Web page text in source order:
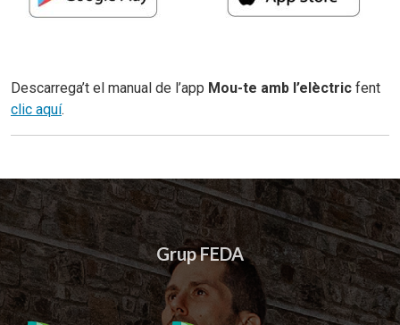
Descarrega’t el manual de l’app Mou-te amb l’elèctric fent
clic aquí.
Grup FEDA